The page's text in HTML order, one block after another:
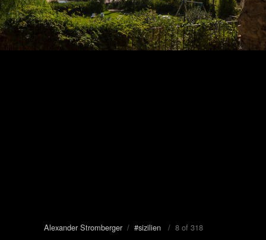
Alexander Stromberger / #sizilien / 8 of 318